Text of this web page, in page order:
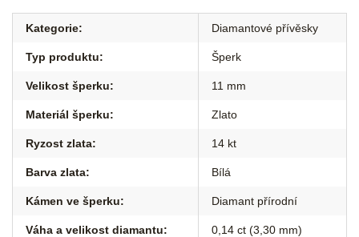
Kategorie: Diamantové přívěsky
Typ produktu: Šperk
Velikost šperku: 11 mm
Materiál šperku: Zlato
Ryzost zlata: 14 kt
Barva zlata: Bílá
Kámen ve šperku: Diamant přírodní
Váha a velikost diamantu: 0,14 ct (3,30 mm)